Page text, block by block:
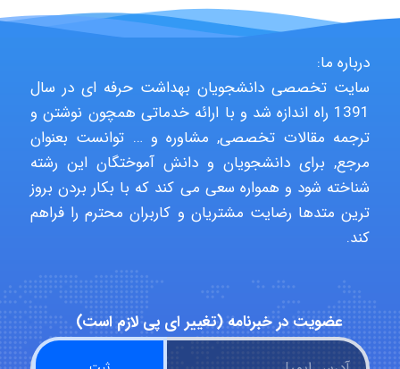
emami
ehtesham
Iman Hosseini
Chehri
درباره ما:
سایت تخصصی دانشجویان بهداشت حرفه ای در سال
1391 راه اندازه شد و با ارائه خدماتی همچون نوشتن و
ترجمه مقالات تخصصی, مشاوره و … توانست بعنوان
مرجع, برای دانشجویان و دانش آموختگان این رشته
شناخته شود و همواره سعی می کند که با بکار بردن بروز
ترین متدها رضایت مشتریان و کاربران محترم را فراهم
کند.
عضویت در خبرنامه (تغییر ای پی لازم است)